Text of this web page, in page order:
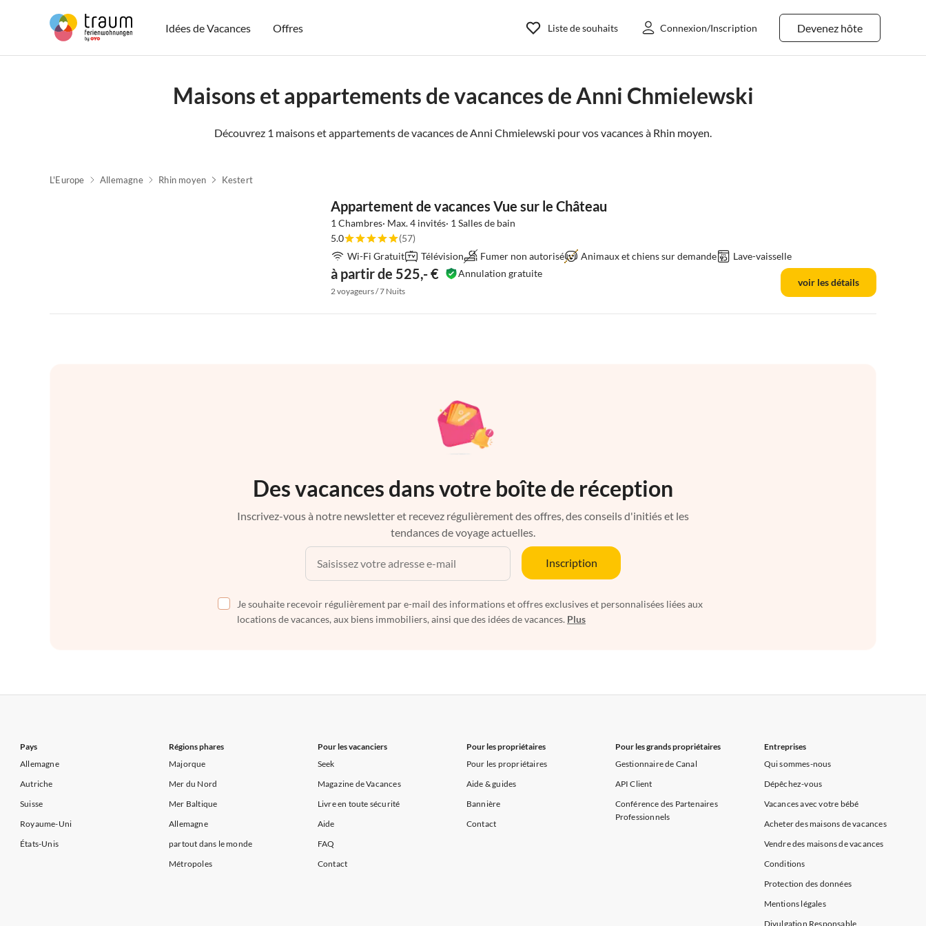
Idées de Vacances Offres Devenez hôte
Liste de souhaits Connexion/Inscription
Maisons et appartements de vacances de Anni Chmielewski
Découvrez 1 maisons et appartements de vacances de Anni Chmielewski pour vos vacances à Rhin moyen.
L'Europe Allemagne Rhin moyen Kestert
Appartement de vacances Vue sur le Château
1 Chambres· Max. 4 invités· 1 Salles de bain
5.0
(57)
Wi-Fi Gratuit
Télévision Fumer non autorisé Animaux et chiens sur demande Lave-vaisselle
à partir de 525,- € Annulation gratuite
2 voyageurs / 7 Nuits
voir les détails
Des vacances dans votre boîte de réception
Inscrivez-vous à notre newsletter et recevez régulièrement des offres, des conseils d'initiés et les
tendances de voyage actuelles.
Inscription
Je souhaite recevoir régulièrement par e-mail des informations et offres exclusives et personnalisées liées aux
locations de vacances, aux biens immobiliers, ainsi que des idées de vacances. Plus
Pays
Allemagne
Autriche
Suisse
Royaume-Uni
États-Unis
Régions phares
Majorque
Mer du Nord
Mer Baltique
Allemagne
partout dans le monde
Métropoles
Pour les vacanciers
Seek
Magazine de Vacances
Livre en toute sécurité
Aide
FAQ
Contact
Pour les propriétaires
Pour les propriétaires
Aide & guides
Bannière
Contact
Pour les grands propriétaires
Gestionnaire de Canal
API Client
Conférence des Partenaires
Professionnels
Entreprises
Qui sommes-nous
Dépêchez-vous
Vacances avec votre bébé
Acheter des maisons de vacances
Vendre des maisons de vacances
Conditions
Protection des données
Mentions légales
Divulgation Responsable